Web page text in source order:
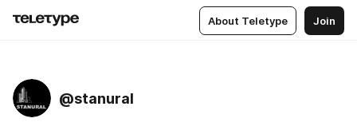
About Teletype Join
@stanural